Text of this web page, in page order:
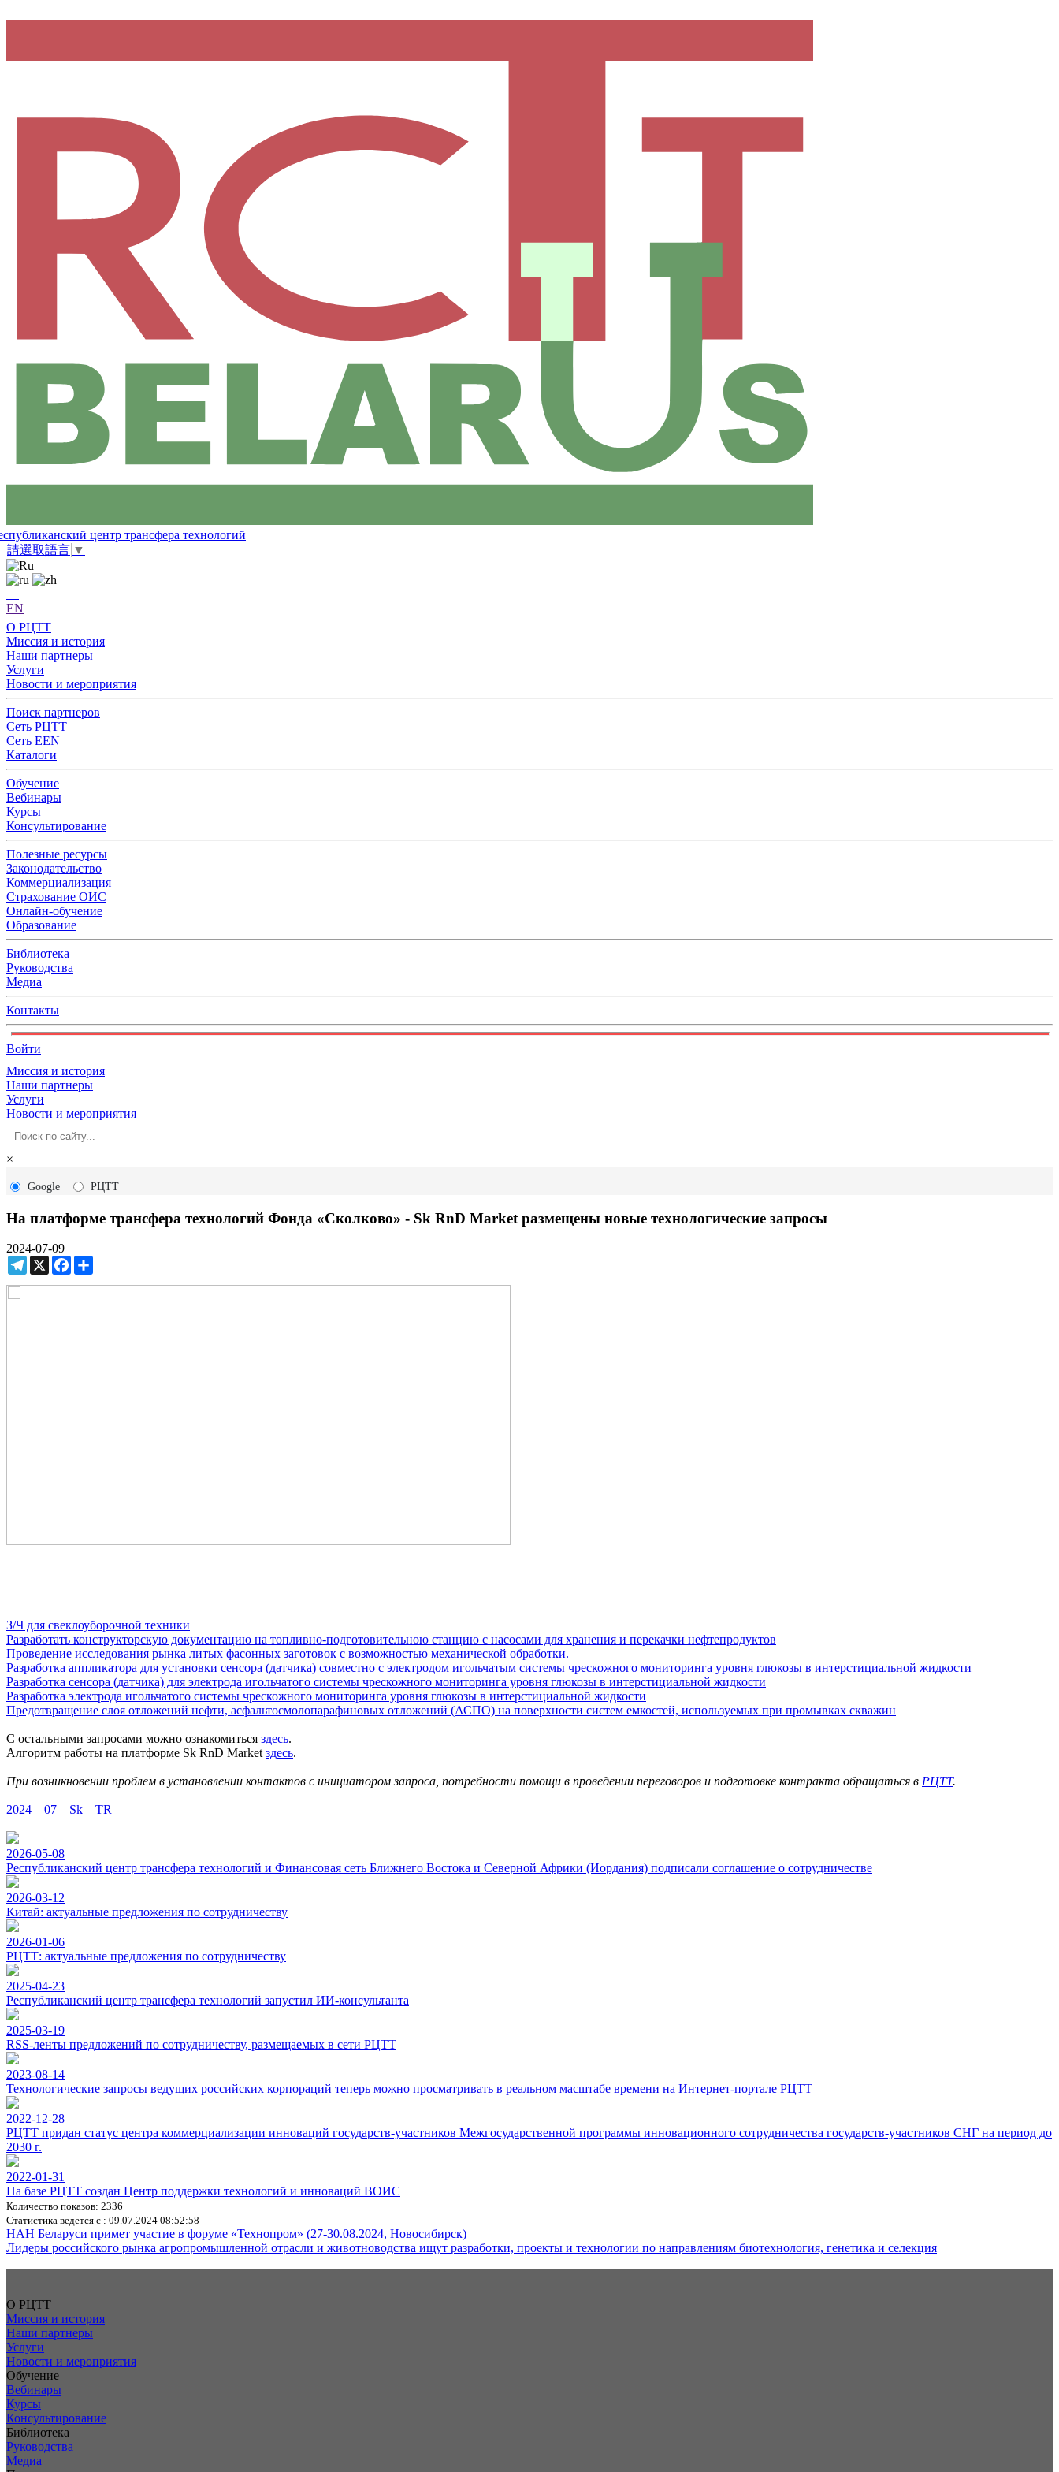
центр трансфера технологий
請選取語言 ▼
EN
О РЦТТ
Миссия и история
Наши партнеры
Услуги
Новости и мероприятия
Поиск партнеров
Сеть РЦТТ
Сеть EEN
Каталоги
Обучение
Вебинары
Курсы
Консультирование
Полезные ресурсы
Законодательство
Коммерциализация
Страхование ОИС
Онлайн-обучение
Образование
Библиотека
Руководства
Медиа
Контакты
Войти
Миссия и история
Наши партнеры
Услуги
Новости и мероприятия
×
Google РЦТТ
На платформе трансфера технологий Фонда «Сколково» - Sk RnD Market размещены новые технологические запросы
2024-07-09
Telegram
X Facebook
З/Ч для свеклоуборочной техники
Разработать конструкторскую документацию на топливно-подготовительною станцию с насосами для хранения и перекачки нефтепродуктов
Проведение исследования рынка литых фасонных заготовок с возможностью механической обработки.
Разработка аппликатора для установки сенсора (датчика) совместно с электродом игольчатым системы чрескожного мониторинга уровня глюкозы в интерстициальной жидкости
Разработка сенсора (датчика) для электрода игольчатого системы чрескожного мониторинга уровня глюкозы в интерстициальной жидкости
Разработка электрода игольчатого системы чрескожного мониторинга уровня глюкозы в интерстициальной жидкости
Предотвращение слоя отложений нефти, асфальтосмолопарафиновых отложений (АСПО) на поверхности систем емкостей, используемых при промывках скважин
С остальными запросами можно ознакомиться здесь.
Алгоритм работы на платформе Sk RnD Marketздесь.
При возникновении проблем в установлении контактов с инициатором запроса, потребности помощи в проведении переговоров и подготовке контракта обращаться в РЦТТ.
2024 07 Sk TR
2026-05-08
Республиканский центр трансфера технологий и Финансовая сеть Ближнего Востока и Северной Африки (Иордания) подписали соглашение о сотрудничестве
2026-03-12
Китай: актуальные предложения по сотрудничеству
2026-01-06
РЦТТ: актуальные предложения по сотрудничеству
2025-04-23
Республиканский центр трансфера технологий запустил ИИ-консультанта
2025-03-19
RSS-ленты предложений по сотрудничеству, размещаемых в сети РЦТТ
2023-08-14
Технологические запросы ведущих российских корпораций теперь можно просматривать в реальном масштабе времени на Интернет-портале РЦТТ
2022-12-28
РЦТТ придан статус центра коммерциализации инноваций государств-участников Межгосударственной программы инновационного сотрудничества государств-участников СНГ на период до
2030 г.
2022-01-31
На базе РЦТТ создан Центр поддержки технологий и инноваций ВОИС
Количество показов: 2336
Статистика ведется с : 09.07.2024 08:52:58
НАН Беларуси примет участие в форуме «Технопром» (27-30.08.2024, Новосибирск)
Лидеры российского рынка агропромышленной отрасли и животноводства ищут разработки, проекты и технологии по направлениям биотехнология, генетика и селекция
О РЦТТ
Миссия и история
Наши партнеры
Услуги
Новости и мероприятия
Обучение
Вебинары
Курсы
Консультирование
Библиотека
Руководства
Медиа